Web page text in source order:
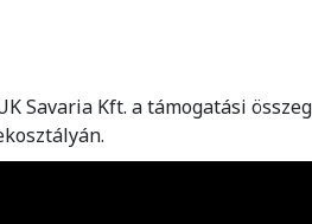
Savaria Kft. a támogatási